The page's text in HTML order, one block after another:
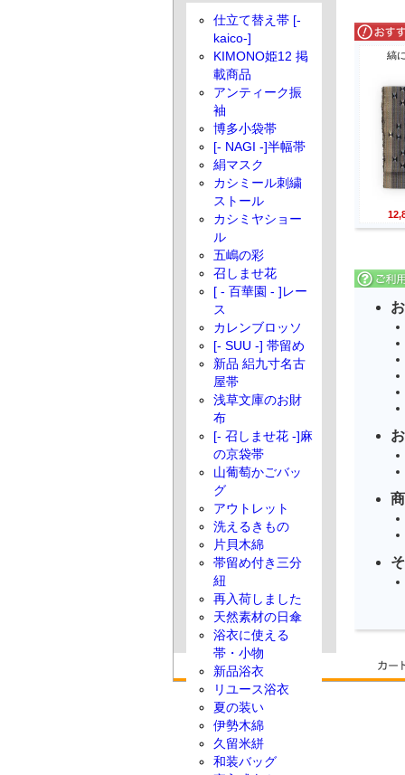
縞
仕立て替え帯 [-
kaico-]
KIMONO姫12 掲
載商品
アンティーク振
袖
博多小袋帯
[- NAGI -]半幅帯
絹マスク
カシミール刺繍
ストール
カシミヤショー
ル
五嶋の彩
召しませ花
[ - 百華園 - ]レー
ス
カレンブロッソ
[- SUU -] 帯留め
新品 絽九寸名古
屋帯
浅草文庫のお財
布
[- 召しませ花 -]麻
の京袋帯
山葡萄かごバッ
グ
アウトレット
洗えるきもの
片貝木綿
帯留め付き三分
紐
再入荷しました
天然素材の日傘
浴衣に使える
帯・小物
新品浴衣
リユース浴衣
夏の装い
伊勢木綿
久留米絣
和装バッグ